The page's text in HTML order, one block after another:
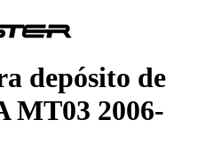
depósito de
MT03 2006-